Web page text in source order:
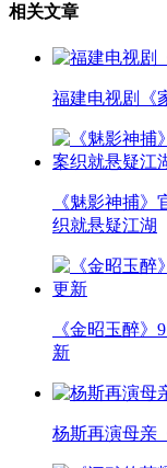
相关文章
福建电视剧《
《魅影神捕
织就悬疑江湖
《金昭玉醉
新
杨斯再演母亲